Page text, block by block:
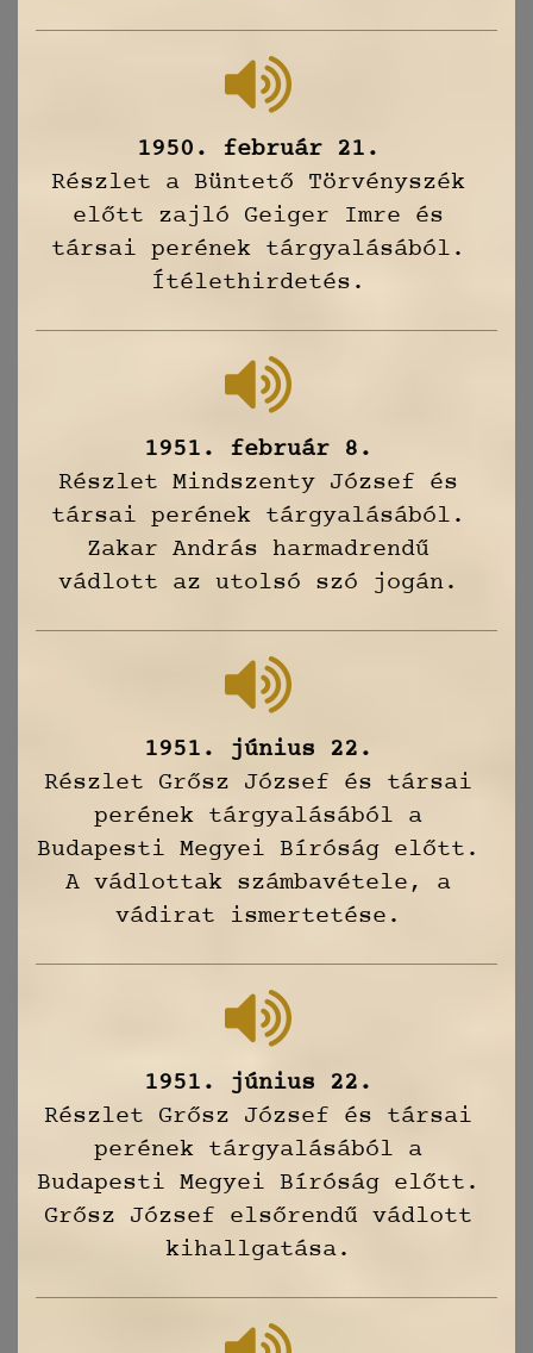
1950. február 21.
Részlet a Büntető Törvényszék
előtt zajló Geiger Imre és
társai perének tárgyalásából.
Ítélethirdetés.
1951. február 8.
Részlet Mindszenty József és
társai perének tárgyalásából.
Zakar András harmadrendű
vádlott az utolsó szó jogán.
1951. június 22.
Részlet Grősz József és társai
perének tárgyalásából a
Budapesti Megyei Bíróság előtt.
A vádlottak számbavétele, a
vádirat ismertetése.
1951. június 22.
Részlet Grősz József és társai
perének tárgyalásából a
Budapesti Megyei Bíróság előtt.
Grősz József elsőrendű vádlott
kihallgatása.